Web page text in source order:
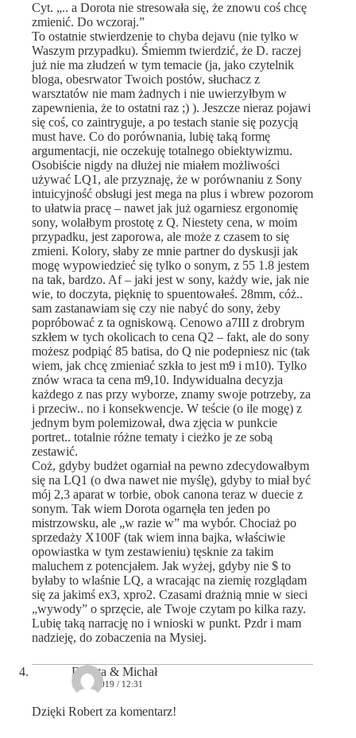
Cyt. „.. a Dorota nie stresowała się, że znowu coś chcę
zmienić. Do wczoraj.”
To ostatnie stwierdzenie to chyba dejavu (nie tylko w
Waszym przypadku). Śmiemm twierdzić, że D. raczej
już nie ma złudzeń w tym temacie (ja, jako czytelnik
bloga, obesrwator Twoich postów, słuchacz z
warsztatów nie mam żadnych i nie uwierzyłbym w
zapewnienia, że to ostatni raz ;) ). Jeszcze nieraz pojawi
się coś, co zaintryguje, a po testach stanie się pozycją
must have. Co do porównania, lubię taką formę
argumentacji, nie oczekuję totalnego obiektywizmu.
Osobiście nigdy na dłużej nie miałem możliwości
używać LQ1, ale przyznaję, że w porównaniu z Sony
intuicyjność obsługi jest mega na plus i wbrew pozorom
to ułatwia pracę – nawet jak już ogarniesz ergonomię
sony, wolałbym prostotę z Q. Niestety cena, w moim
przypadku, jest zaporowa, ale może z czasem to się
zmieni. Kolory, słaby ze mnie partner do dyskusji jak
mogę wypowiedzieć się tylko o sonym, z 55 1.8 jestem
na tak, bardzo. Af – jaki jest w sony, każdy wie, jak nie
wie, to doczyta, pięknię to spuentowałeś. 28mm, cóż..
sam zastanawiam się czy nie nabyć do sony, żeby
popróbować z ta ogniskową. Cenowo a7III z drobrym
szkłem w tych okolicach to cena Q2 – fakt, ale do sony
możesz podpiąć 85 batisa, do Q nie podepniesz nic (tak
wiem, jak chcę zmieniać szkła to jest m9 i m10). Tylko
znów wraca ta cena m9,10. Indywidualna decyzja
każdego z nas przy wyborze, znamy swoje potrzeby, za
i przeciw.. no i konsekwencje. W teście (o ile mogę) z
jednym bym polemizował, dwa zjęcia w punkcie
portret.. totalnie różne tematy i cieżko je ze sobą
zestawić.
Coż, gdyby budżet ogarniał na pewno zdecydowałbym
się na LQ1 (o dwa nawet nie myślę), gdyby to miał być
mój 2,3 aparat w torbie, obok canona teraz w duecie z
sonym. Tak wiem Dorota ogarnęła ten jeden po
mistrzowsku, ale „w razie w” ma wybór. Chociaż po
sprzedaży X100F (tak wiem inna bajka, właściwie
opowiastka w tym zestawieniu) tęsknie za takim
maluchem z potencjałem. Jak wyżej, gdyby nie $ to
byłaby to wlaśnie LQ, a wracając na ziemię rozglądam
się za jakimś ex3, xpro2. Czasami drażnią mnie w sieci
„wywody” o sprzęcie, ale Twoje czytam po kilka razy.
Lubię taką narrację no i wnioski w punkt. Pzdr i mam
nadzieję, do zobaczenia na Mysiej.
Dorota & Michał
11/03/2019 / 12:31
Dzięki Robert za komentarz!